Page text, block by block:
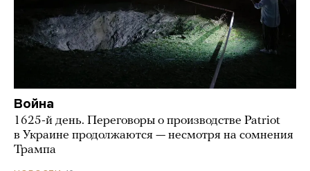
Война
1625-й день. Переговоры о производстве Patriot
в Украине продолжаются — несмотря на сомнения
Трампа